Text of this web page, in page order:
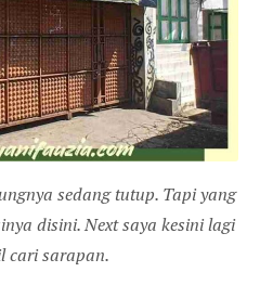
sedang tutup. Tapi yang
disini. Next saya kesini lagi
cari sarapan.